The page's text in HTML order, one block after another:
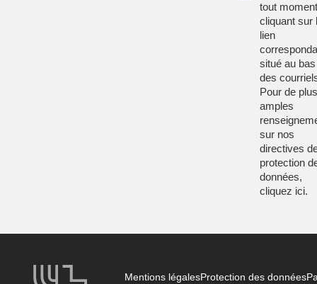
tout
cliquant sur
lien
situé au bas
des
Pour de plus
amples
sur nos
directives
protection
données,
cliquez ici.
Mentions légalesProtection des données